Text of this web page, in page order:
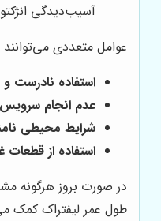
آسیب‌دیدگی
عوامل متعددی
استفاده نادرست و
عدم انجام
شرایط محیطی
استفاده از
در صورت بروز هرگونه
طول عمر لیفتراک کمک